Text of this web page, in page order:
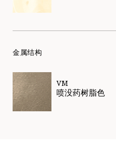
金属结构
VM
喷没药树脂色